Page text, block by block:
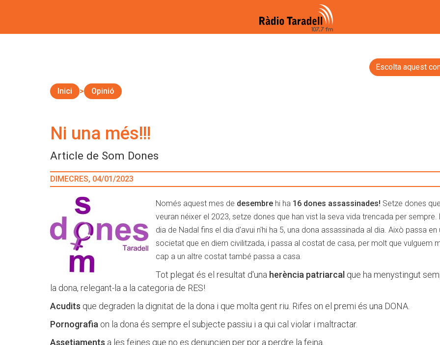
Escolta aquest
Inici Opinió
Ni una més!!!
Article de Som Dones
DIMECRES, 04/01/2023
Només aquest mes de desembre hi ha 16 dones assassinades! Setze dones
veuran néixer el 2023, setze dones que han vist la seva vida trencada per sempre.
dia de Nadal fins el dia d'avui n'hi ha 5, una dona assassinada al dia. Això passa en
societat que en diem civilitzada, i passa al costat de casa, per molt que vulguem
cap a un altre costat també passa a casa.
Tot plegat és el resultat d'una herència patriarcal que ha menystingut
la dona, relegant-la a la categoria de RES!
Acudits que degraden la dignitat de la dona i que molta gent riu. Rifes on el premi és una DONA.
Pornografia on la dona és sempre el subjecte passiu i a qui cal violar i maltractar.
Assetjaments a les feines que no es denuncien per por a perdre la feina.